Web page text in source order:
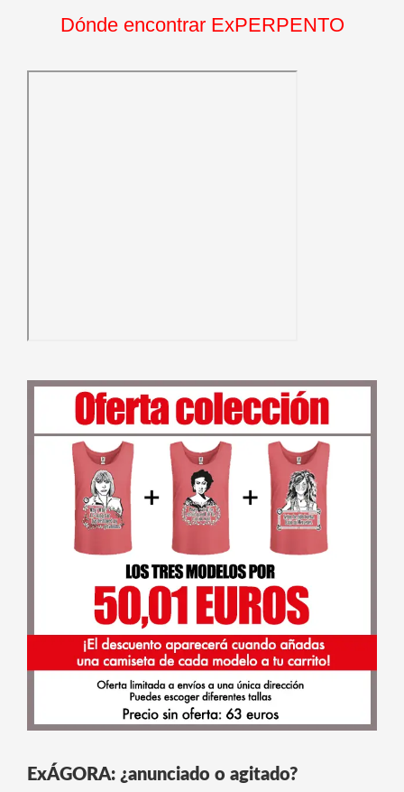
Dónde encontrar ExPERPENTO
ExÁGORA: ¿anunciado o agitado?